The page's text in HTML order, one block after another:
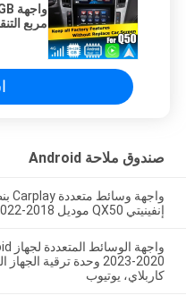
صندوق ملاحة Android
إنفينيتي QX50 موديل 2018-2022
2020-2023 وحدة ترقية
كاربلاي، يوتيوب